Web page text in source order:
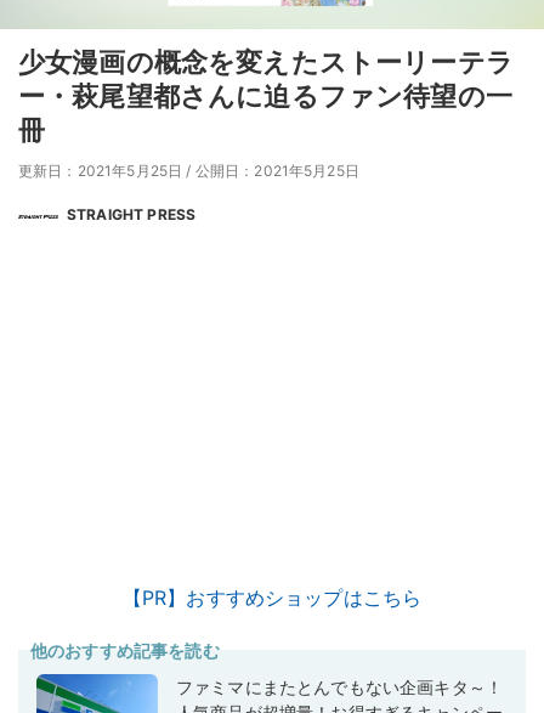
少女漫画の概念を変えたストーリーテラ
ー・萩尾望都さんに迫るファン待望の一
冊
更新日：2021年5月25日 / 公開日：2021年5月25日
STRAIGHT PRESS
【PR】おすすめショップはこちら
他のおすすめ記事を読む
ファミマにまたとんでもない企画キタ～！